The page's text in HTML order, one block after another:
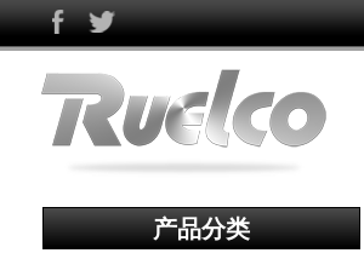
产品分类